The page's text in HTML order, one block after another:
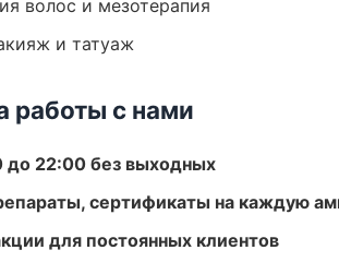
волос и мезотерапия
и татуаж
работы с нами
до 22:00 без выходных
сертификаты на каждую
для постоянных клиентов